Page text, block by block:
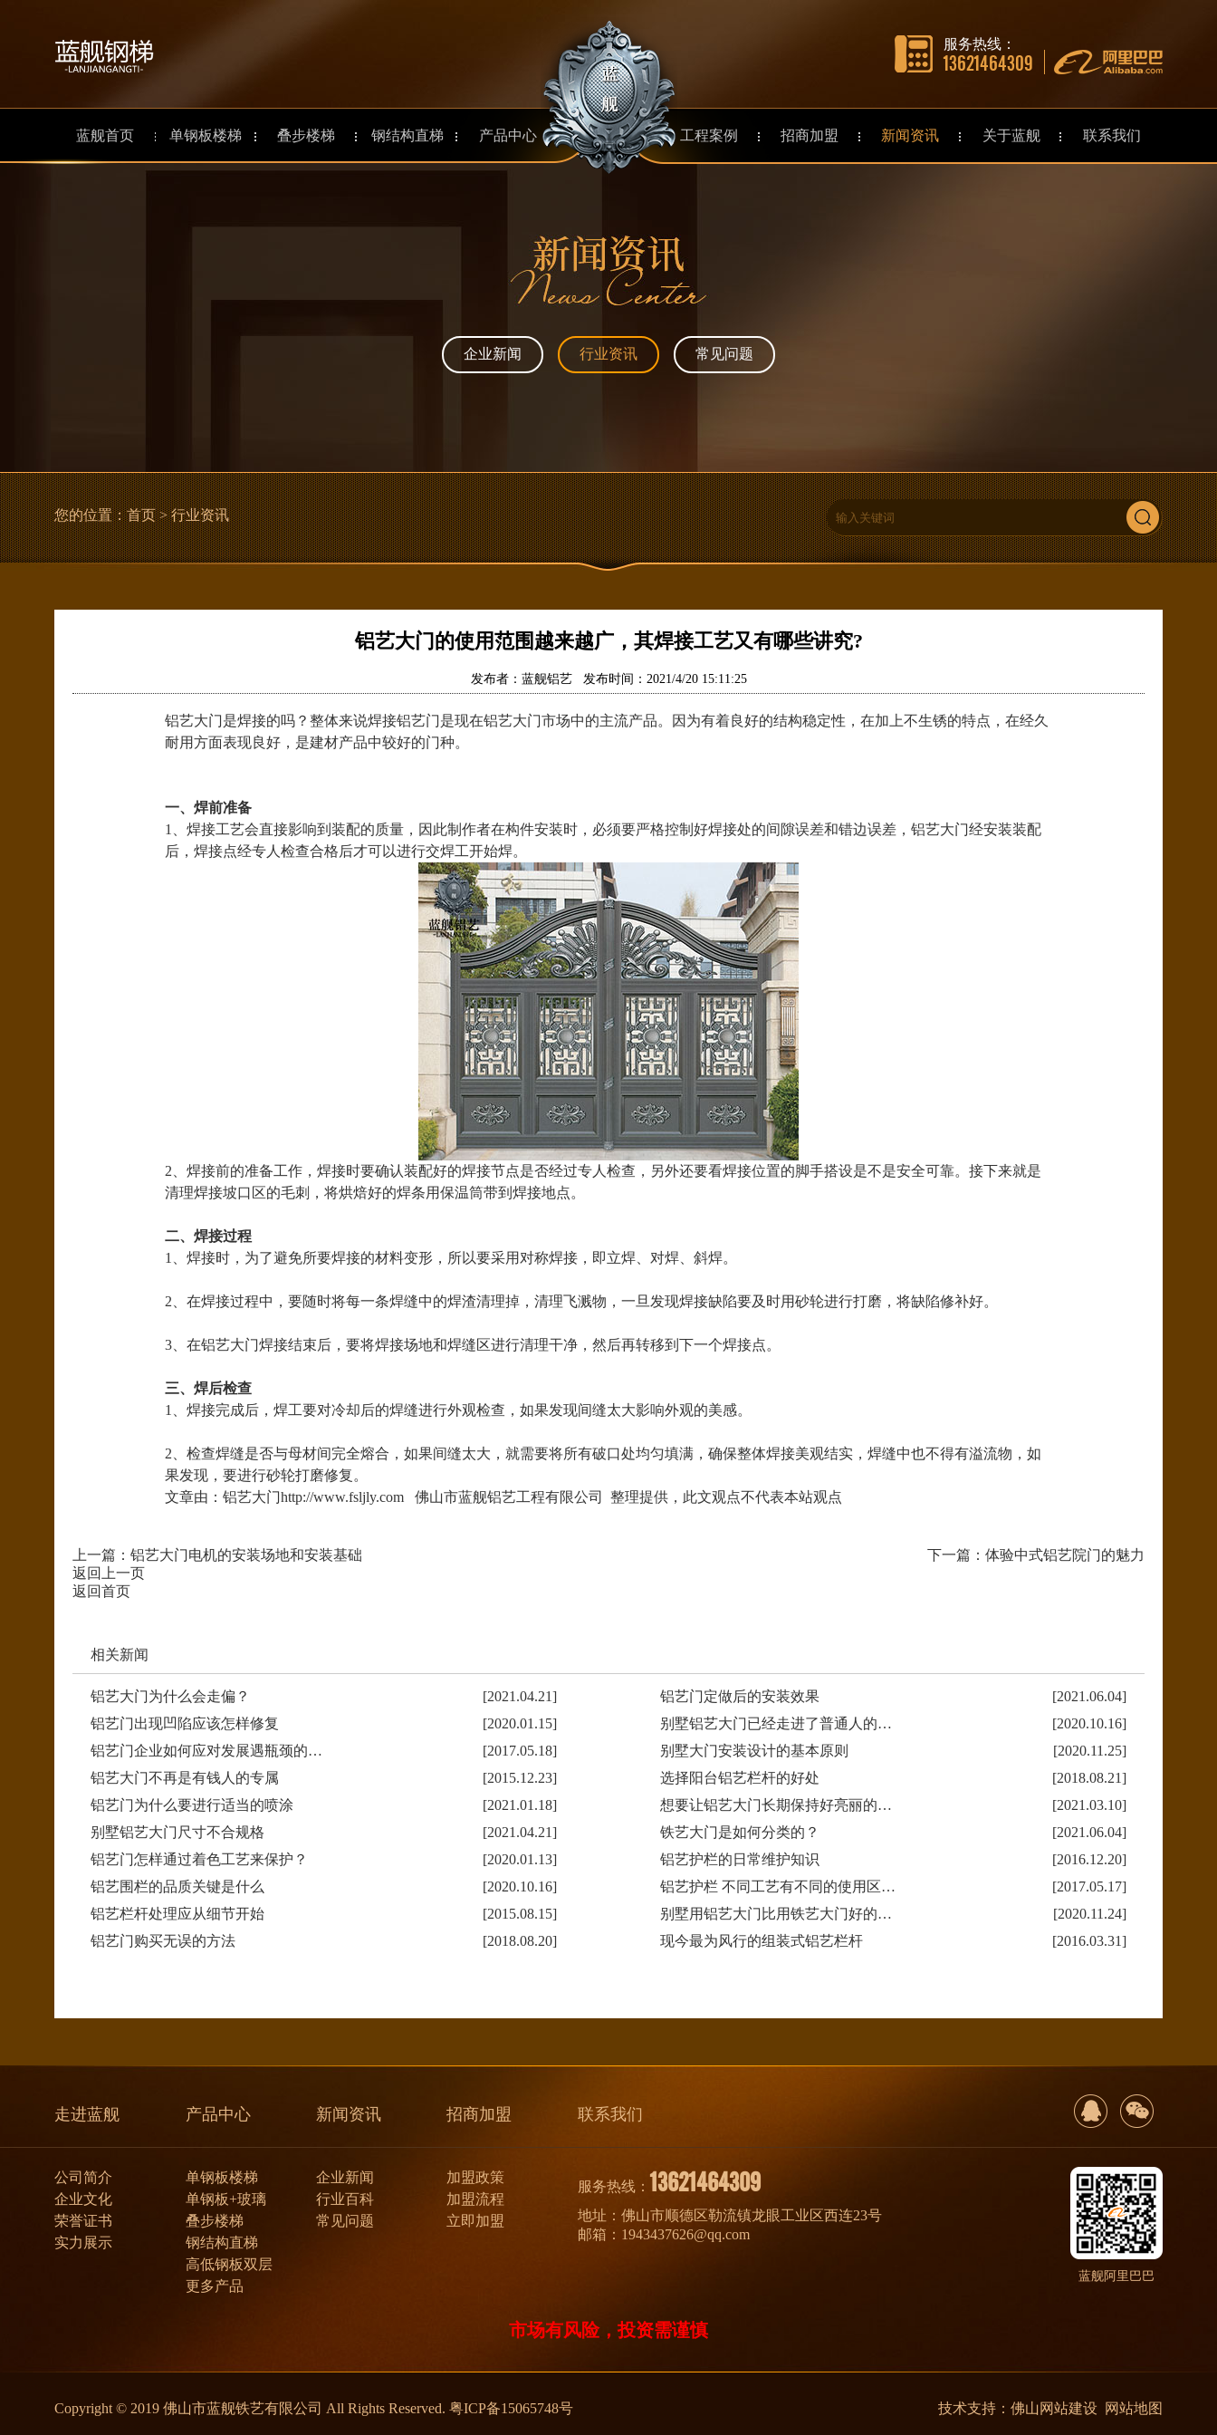
服务热线：
13621464309
蓝舰首页 单钢板楼梯 叠步楼梯 钢结构直梯 产品中心
aaa
工程案例
招商加盟 新闻资讯 关于蓝舰 联系我们
企业新闻 行业资讯 常见问题
您的位置：首页> 行业资讯
铝艺大门的使用范围越来越广，其焊接工艺又有哪些讲究?
发布者：蓝舰铝艺 发布时间：2021/4/20 15:11:25
铝艺大门是焊接的吗？整体来说焊接铝艺门是现在铝艺大门市场中的主流产品。因为有着良好的结构稳定性，在加上不生锈的特点，在经久
耐用方面表现良好，是建材产品中较好的门种。
一、焊前准备
1、焊接工艺会直接影响到装配的质量，因此制作者在构件安装时，必须要严格控制好焊接处的间隙误差和错边误差，铝艺大门经安装装配
后，焊接点经专人检查合格后才可以进行交焊工开始焊。
2、焊接前的准备工作，焊接时要确认装配好的焊接节点是否经过专人检查，另外还要看焊接位置的脚手搭设是不是安全可靠。接下来就是
清理焊接坡口区的毛刺，将烘焙好的焊条用保温筒带到焊接地点。
二、焊接过程
1、焊接时，为了避免所要焊接的材料变形，所以要采用对称焊接，即立焊、对焊、斜焊。
2、在焊接过程中，要随时将每一条焊缝中的焊渣清理掉，清理飞溅物，一旦发现焊接缺陷要及时用砂轮进行打磨，将缺陷修补好。
3、在铝艺大门焊接结束后，要将焊接场地和焊缝区进行清理干净，然后再转移到下一个焊接点。
三、焊后检查
1、焊接完成后，焊工要对冷却后的焊缝进行外观检查，如果发现间缝太大影响外观的美感。
2、检查焊缝是否与母材间完全熔合，如果间缝太大，就需要将所有破口处均匀填满，确保整体焊接美观结实，焊缝中也不得有溢流物，如
果发现，要进行砂轮打磨修复。
文章由：铝艺大门http://www.fsljly.com 佛山市蓝舰铝艺工程有限公司 整理提供，此文观点不代表本站观点
上一篇：铝艺大门电机的安装场地和安装基础 下一篇： 体验中式铝艺院门的魅力
返回上一页
返回首页
相关新闻
[2021.04.21]
铝艺大门为什么会走偏？ [2021.06.04]
铝艺门定做后的安装效果
[2020.01.15]
铝艺门出现凹陷应该怎样修复 [2020.10.16]
别墅铝艺大门已经走进了普通人的…
[2017.05.18]
铝艺门企业如何应对发展遇瓶颈的… [2020.11.25]
别墅大门安装设计的基本原则
[2015.12.23]
铝艺大门不再是有钱人的专属 [2018.08.21]
选择阳台铝艺栏杆的好处
[2021.01.18]
铝艺门为什么要进行适当的喷涂 [2021.03.10]
想要让铝艺大门长期保持好亮丽的…
[2021.04.21]
别墅铝艺大门尺寸不合规格 [2021.06.04]
铁艺大门是如何分类的？
[2020.01.13]
铝艺门怎样通过着色工艺来保护？ [2016.12.20]
铝艺护栏的日常维护知识
[2020.10.16]
铝艺围栏的品质关键是什么 [2017.05.17]
铝艺护栏 不同工艺有不同的使用区…
[2015.08.15]
铝艺栏杆处理应从细节开始 [2020.11.24]
别墅用铝艺大门比用铁艺大门好的…
[2018.08.20]
铝艺门购买无误的方法 [2016.03.31]
现今最为风行的组装式铝艺栏杆
走进蓝舰 产品中心 新闻资讯 招商加盟 联系我们
公司简介
企业文化
荣誉证书
实力展示
单钢板楼梯
单钢板+玻璃
叠步楼梯
钢结构直梯
高低钢板双层
更多产品
企业新闻
行业百科
常见问题
加盟政策
加盟流程
立即加盟
服务热线： 13621464309
地址：佛山市顺德区勒流镇龙眼工业区西连23号
邮箱：1943437626@qq.com
蓝舰阿里巴巴
市场有风险，投资需谨慎
Copyright © 2019 佛山市蓝舰铁艺有限公司 All Rights Reserved.粤ICP备15065748号 技术支持： 佛山网站建设 网站地图